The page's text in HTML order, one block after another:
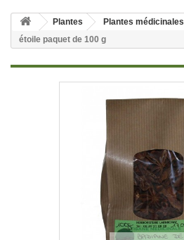
Plantes Plantes médicinales
étoile paquet de 100 g